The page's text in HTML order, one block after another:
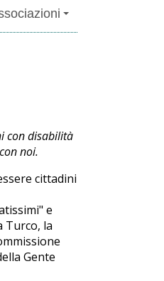
con disabilità
noi.
cittadini
e
Turco, la
Gente